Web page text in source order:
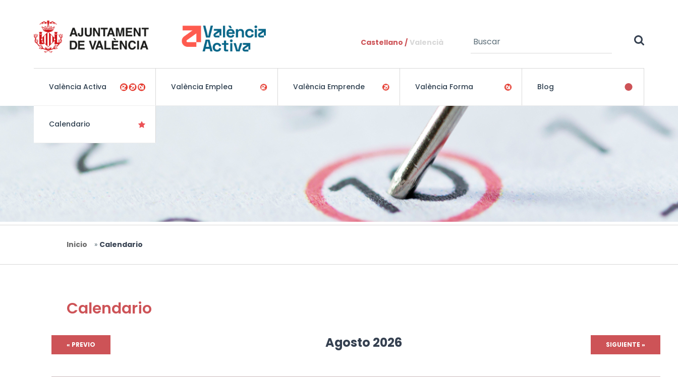
Castellano Valencià Formulario de búsqueda
Buscar
València Activa València Emplea València Emprende València Forma Blog
Calendario
Usted está aquí
Inicio » Calendario
Calendario
Agosto 2026
« PREVIO SIGUIENTE »